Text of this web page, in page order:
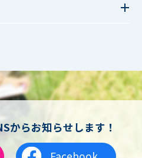
からお知らせします！